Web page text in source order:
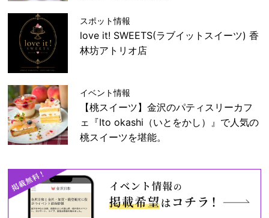
スポット情報
love it! SWEETS(ラブイットスイーツ) 香
林坊アトリオ店
イベント情報
【桃スイーツ】金沢のパティスリーカフ
ェ『Ito okashi（いとをかし）』で人気の
桃スイーツを堪能。